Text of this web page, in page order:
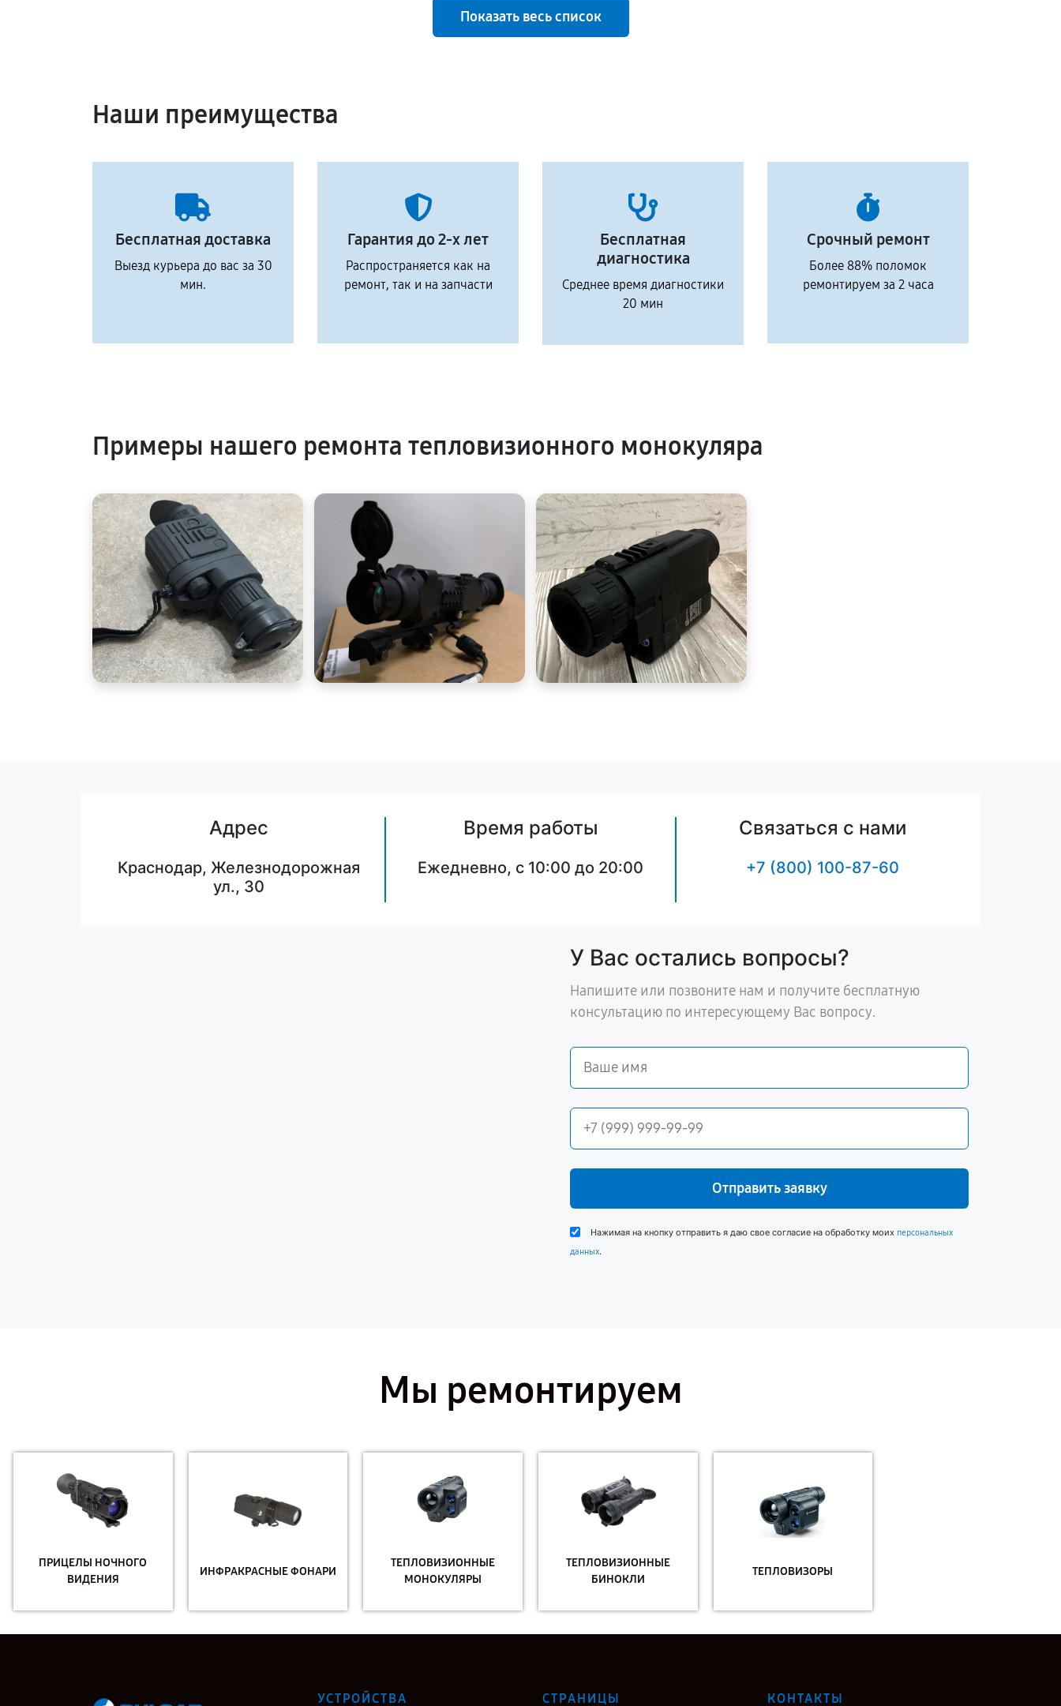
Показать весь список
Наши преимущества
Бесплатная доставка
Выезд курьера до вас за 30
мин.
Гарантия до 2-х лет
Распространяется как на
ремонт, так и на запчасти
Бесплатная
диагностика
Среднее время диагностики
20 мин
Срочный ремонт
Более 88% поломок
ремонтируем за 2 часа
Примеры нашего ремонта тепловизионного монокуляра
Адрес
Краснодар, Железнодорожная
ул., 30
Время работы
Ежедневно, с 10:00 до 20:00
Связаться с нами
+7 (800) 100-87-60
У Вас остались вопросы?
Напишите или позвоните нам и получите бесплатную
консультацию по интересующему Вас вопросу.
Отправить заявку
Нажимая на кнопку отправить я даю свое согласие на обработку моих персональных
данных.
Мы ремонтируем
ПРИЦЕЛЫ НОЧНОГО
ВИДЕНИЯ
ИНФРАКРАСНЫЕ ФОНАРИ
ТЕПЛОВИЗИОННЫЕ
МОНОКУЛЯРЫ
ТЕПЛОВИЗИОННЫЕ
БИНОКЛИ
ТЕПЛОВИЗОРЫ
УСТРОЙСТВА СТРАНИЦЫ КОНТАКТЫ